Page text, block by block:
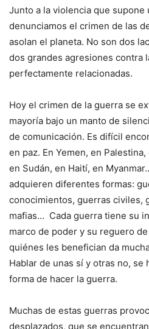
Junto a la violencia que
denunciamos el crimen de las
asolan el planeta. No son dos
dos grandes agresiones contra
perfectamente relacionadas.
Hoy el crimen de la guerra se
mayoría bajo un manto de
de comunicación. Es difícil
en paz. En Yemen, en
en Sudán, en Haití, en
adquieren diferentes formas:
conocimientos, guerras civiles,
mafias… Cada guerra tiene su
marco de poder y su reguero
quiénes les benefician da
Hablar de unas sí y otras no,
forma de hacer la guerra.
Muchas de estas guerras
desplazados, que se